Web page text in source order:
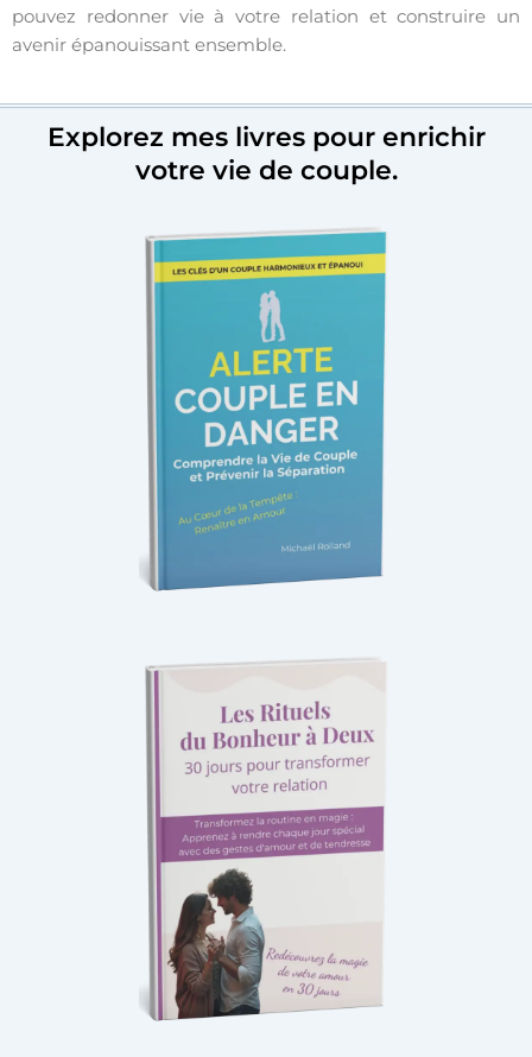
pouvez redonner vie à votre relation et construire un
avenir épanouissant ensemble.
Explorez mes livres pour enrichir
votre vie de couple.